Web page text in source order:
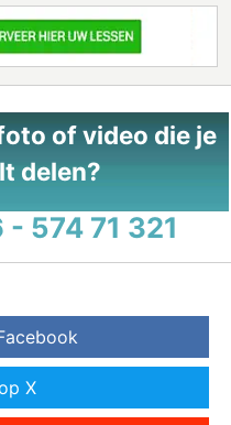
of video die je
delen?
- 574 71 321
X